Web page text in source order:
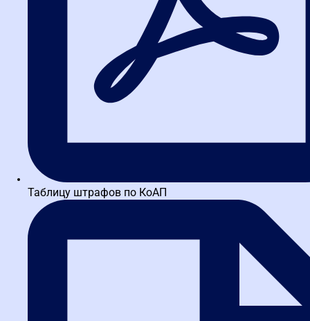
ЕИС и на других площадках.
Таблицу штрафов по КоАП